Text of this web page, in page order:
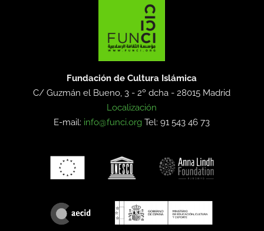
Fundación de Cultura Islámica
C/ Guzmán el Bueno, 3 - 2º dcha -28015 Madrid
Localización
E-mail: info@funci.org Tel: 91 543 46 73